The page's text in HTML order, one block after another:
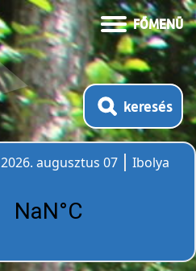
FŐMENÜ
keresés
2026. augusztus 07
Ibolya